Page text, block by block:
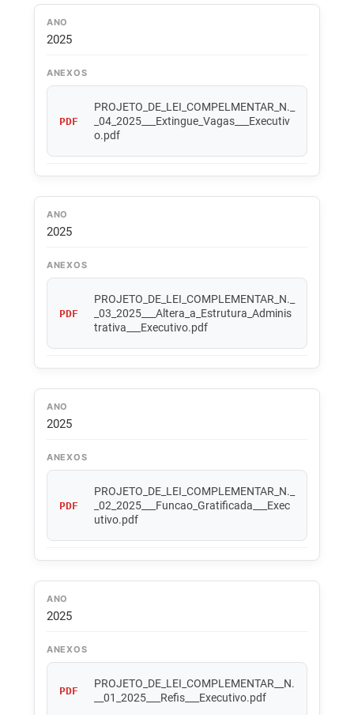
ANO
2025
ANEXOS
PDF
PROJETO_DE_LEI_COMPELMENTAR_N._
_04_2025___Extingue_Vagas___Executiv
o.pdf
ANO
2025
ANEXOS
PDF
PROJETO_DE_LEI_COMPLEMENTAR_N._
_03_2025___Altera_a_Estrutura_Adminis
trativa___Executivo.pdf
ANO
2025
ANEXOS
PDF
PROJETO_DE_LEI_COMPLEMENTAR_N._
_02_2025___Funcao_Gratificada___Exec
utivo.pdf
ANO
2025
ANEXOS
PDF
PROJETO_DE_LEI_COMPLEMENTAR__N.
__01_2025___Refis___Executivo.pdf